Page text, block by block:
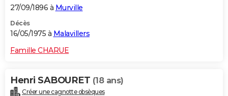
27/09/1896 à Murville
Décès
16/05/1975 à Malavillers
Famille CHARUE
Henri SABOURET (18 ans)
Créer une cagnotte obsèques